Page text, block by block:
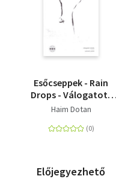
Esőcseppek - Rain
Drops - Válogatott
versek - Selected,
Haim Dotan
Előjegyezhető